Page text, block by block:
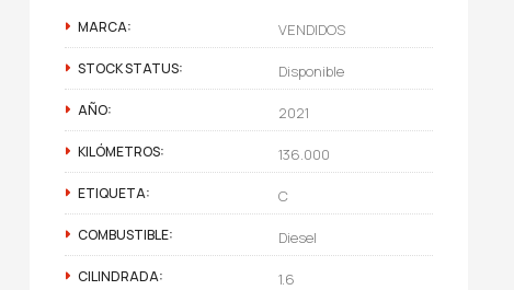
MARCA: VENDIDOS
STOCK STATUS: Disponible
AÑO: 2021
KILÓMETROS: 136.000
ETIQUETA: C
COMBUSTIBLE: Diesel
CILINDRADA: 1.6